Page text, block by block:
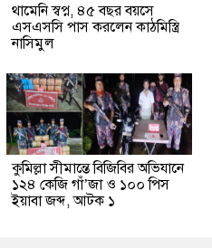
থামেনি স্বপ্ন, ৪৫ বছর বয়সে
এসএসসি পাস করলেন কাঠমিস্ত্রি
নাসিমুল
কুমিল্লা সীমান্তে বিজিবির অভিযানে
১২৪ কেজি গাঁ’জা ও ১০০ পিস
ইয়াবা জব্দ, আটক ১